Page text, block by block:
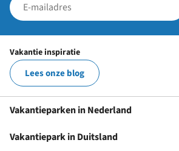
Vakantie inspiratie
Lees onze blog
Vakantieparken in Nederland
Vakantiepark in Duitsland